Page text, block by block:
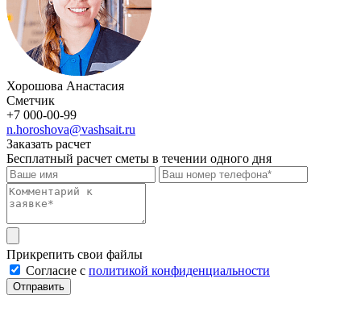
Хорошова Анастасия
Сметчик
+7 000-00-99
n.horoshova@vashsait.ru
Заказать расчет
Бесплатный расчет сметы в течении одного дня
Прикрепить свои файлы
Cогласие с политикой конфиденциальности
Отправить